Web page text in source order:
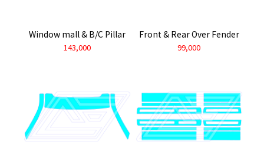
Window mall & B/C Pillar
143,000
Front & Rear Over Fender
99,000